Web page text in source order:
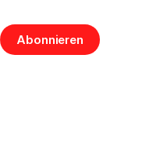
Abonnieren